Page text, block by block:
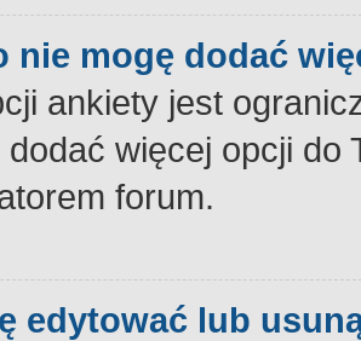
nie mogę dodać
ankiety jest
dodać więcej opcji
forum.
edytować lub